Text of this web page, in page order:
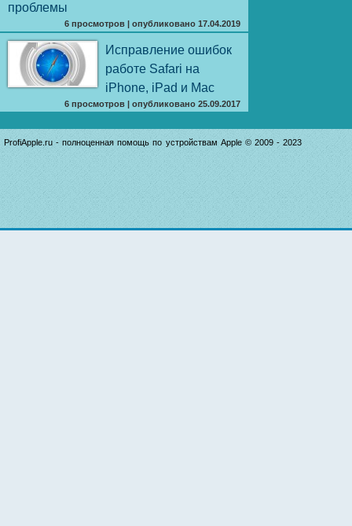
проблемы
6 просмотров |опубликовано 17.04.2019
Исправление ошибок
работе Safari на
iPhone, iPad и Mac
6 просмотров |опубликовано 25.09.2017
ProfiApple.ru - полноценная помощь по устройствам Apple © 2009 - 2023